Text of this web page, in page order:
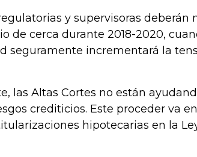
y supervisoras deberán
de cerca durante 2018-2020,
seguramente incrementará la
las Altas Cortes no están
crediticios. Este proceder va
hipotecarias en la